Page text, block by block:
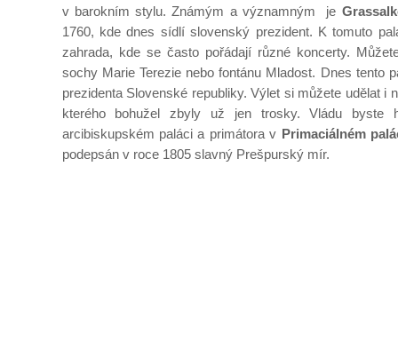
v barokním stylu. Známým a významným je
1760, kde dnes sídlí slovenský prezident. K tomuto
zahrada, kde se často pořádají různé koncerty.
sochy Marie Terezie nebo fontánu Mladost. Dnes tento
prezidenta Slovenské republiky. Výlet si můžete udělat i
kterého bohužel zbyly už jen trosky. Vládu byste
arcibiskupském paláci a primátora v Primaciálném
podepsán v roce 1805 slavný Prešpurský mír.